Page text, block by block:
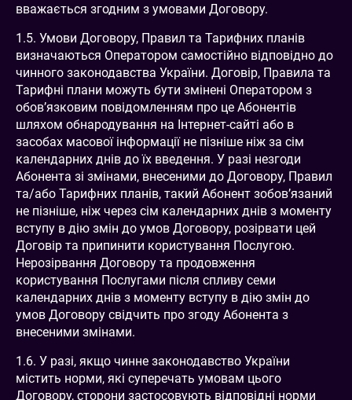
вважається згодним з умовами Договору.
1.5. Умови Договору, Правил та Тарифних планів
визначаються Оператором самостійно відповідно до
чинного законодавства України. Договір, Правила та
Тарифні плани можуть бути змінені Оператором з
обов’язковим повідомленням про це Абонентів
шляхом обнародування на Інтернет-сайті або в
засобах масової інформації не пізніше ніж за сім
календарних днів до їх введення. У разі незгоди
Абонента зі змінами, внесеними до Договору, Правил
та/або Тарифних планів, такий Абонент зобов’язаний
не пізніше, ніж через сім календарних днів з моменту
вступу в дію змін до умов Договору, розірвати цей
Договір та припинити користування Послугою.
Нерозірвання Договору та продовження
користування Послугами після спливу семи
календарних днів з моменту вступу в дію змін до
умов Договору свідчить про згоду Абонента з
внесеними змінами.
1.6. У разі, якщо чинне законодавство України
містить норми, які суперечать умовам цього
Договору, сторони застосовують відповідні норми